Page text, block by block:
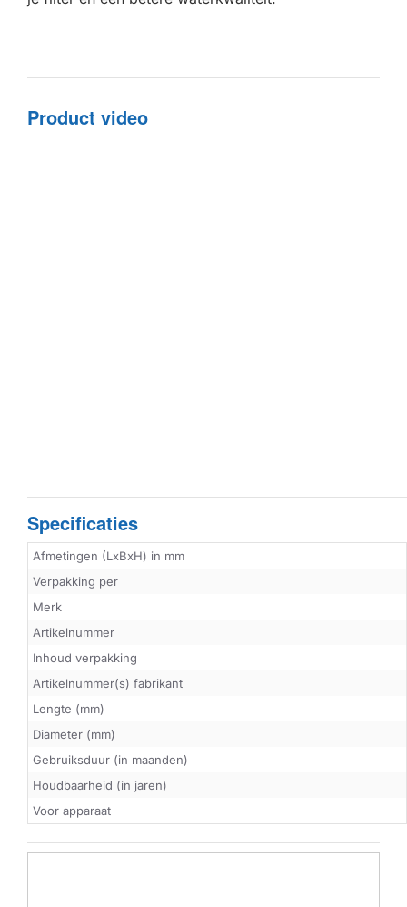
Product video
Specificaties
Afmetingen (LxBxH) in mm
Verpakking per
Merk
Artikelnummer
Inhoud verpakking
Artikelnummer(s) fabrikant
Lengte (mm)
Diameter (mm)
Gebruiksduur (in maanden)
Houdbaarheid (in jaren)
Voor apparaat